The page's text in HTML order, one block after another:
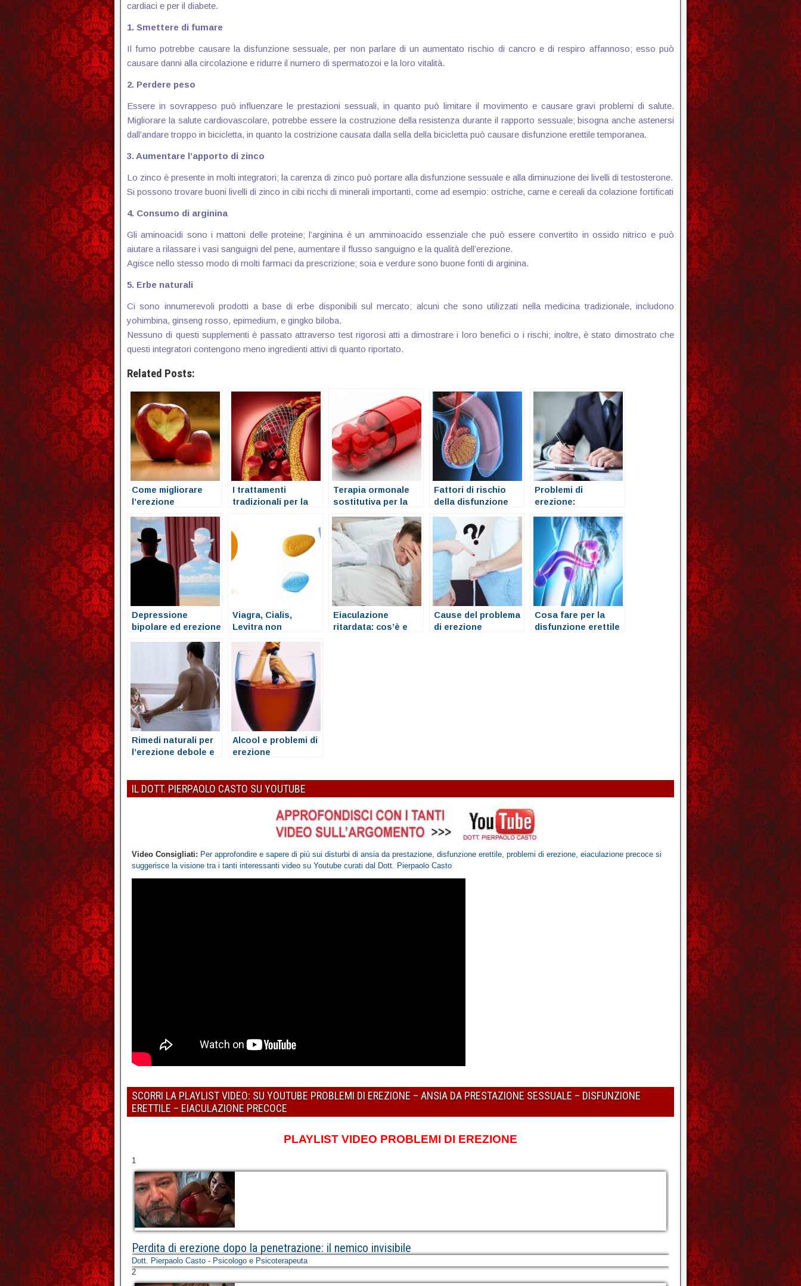
cardiaci e per il diabete.
1. Smettere di fumare
Il fumo potrebbe causare la disfunzione sessuale, per non parlare di un aumentato rischio di cancro e di respiro affannoso; esso può
causare danni alla circolazione e ridurre il numero di spermatozoi e la loro vitalità.
2. Perdere peso
Essere in sovrappeso può influenzare le prestazioni sessuali, in quanto può limitare il movimento e causare gravi problemi di salute.
Migliorare la salute cardiovascolare, potrebbe essere la costruzione della resistenza durante il rapporto sessuale; bisogna anche astenersi
dall’andare troppo in bicicletta, in quanto la costrizione causata dalla sella della bicicletta può causare disfunzione erettile temporanea.
3. Aumentare l’apporto di zinco
Lo zinco è presente in molti integratori; la carenza di zinco può portare alla disfunzione sessuale e alla diminuzione dei livelli di testosterone.
Si possono trovare buoni livelli di zinco in cibi ricchi di minerali importanti, come ad esempio: ostriche, carne e cereali da colazione fortificati
4. Consumo di arginina
Gli aminoacidi sono i mattoni delle proteine; l’arginina è un amminoacido essenziale che può essere convertito in ossido nitrico e può
aiutare a rilassare i vasi sanguigni del pene, aumentare il flusso sanguigno e la qualità dell’erezione.
Agisce nello stesso modo di molti farmaci da prescrizione; soia e verdure sono buone fonti di arginina.
5. Erbe naturali
Ci sono innumerevoli prodotti a base di erbe disponibili sul mercato; alcuni che sono utilizzati nella medicina tradizionale, includono
yohimbina, ginseng rosso, epimedium, e gingko biloba.
Nessuno di questi supplementi è passato attraverso test rigorosi atti a dimostrare i loro benefici o i rischi; inoltre, è stato dimostrato che
questi integratori contengono meno ingredienti attivi di quanto riportato.
Related Posts:
Come migliorare
l’erezione
I trattamenti
tradizionali per la
Terapia ormonale
sostitutiva per la
e i problemi di
erezione
Fattori di rischio
della disfunzione
erezione
Problemi di
erezione:
specialista… a chi
rivolgersi
Depressione
bipolare ed erezione
Viagra, Cialis,
Levitra non
Eiaculazione
ritardata: cos’è e
Cause del problema
di erezione
Cosa fare per la
disfunzione erettile
Rimedi naturali per
l’erezione debole e
Alcool e problemi di
erezione
IL DOTT. PIERPAOLO CASTO SU YOUTUBE
Video Consigliati: Per approfondire e sapere di più sui disturbi di ansia da prestazione, disfunzione erettile, problemi di erezione, eiaculazione precoce si
suggerisce la visione tra i tanti interessanti video su Youtube curati dal Dott. Pierpaolo Casto
SCORRI LA PLAYLIST VIDEO: SU YOUTUBE PROBLEMI DI EREZIONE – ANSIA DA PRESTAZIONE SESSUALE – DISFUNZIONE
ERETTILE – EIACULAZIONE PRECOCE
PLAYLIST VIDEO PROBLEMI DI EREZIONE
1
Perdita di erezione dopo la penetrazione: il nemico invisibile
Dott. Pierpaolo Casto - Psicologo e Psicoterapeuta
2